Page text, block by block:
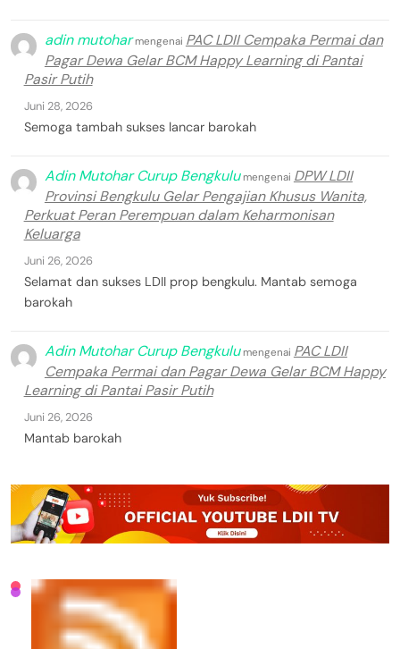
adin mutoharmengenai PAC LDII Cempaka Permai dan
Pagar Dewa Gelar BCM Happy Learning di Pantai
Pasir Putih
Juni 28, 2026
Semoga tambah sukses lancar barokah
Adin Mutohar Curup Bengkulumengenai DPW LDII
Provinsi Bengkulu Gelar Pengajian Khusus Wanita,
Perkuat Peran Perempuan dalam Keharmonisan
Keluarga
Juni 26, 2026
Selamat dan sukses LDII prop bengkulu. Mantab semoga
barokah
Adin Mutohar Curup Bengkulumengenai PAC LDII
Cempaka Permai dan Pagar Dewa Gelar BCM Happy
Learning di Pantai Pasir Putih
Juni 26, 2026
Mantab barokah